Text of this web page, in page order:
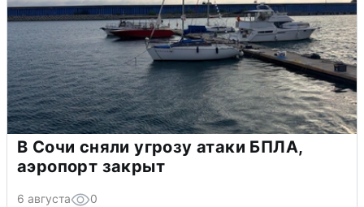
В Сочи сняли угрозу атаки БПЛА,
аэропорт закрыт
6 августа 0